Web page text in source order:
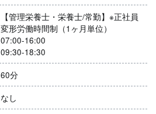
【管理栄養士・栄養士/常勤】※正社員
変形労働時間制（1ヶ月単位）
07:00-16:00
09:30-18:30
60分
なし